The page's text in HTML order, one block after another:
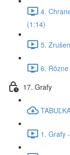
4.
(1:14)
5.
6.
17. Grafy
1. Grafy